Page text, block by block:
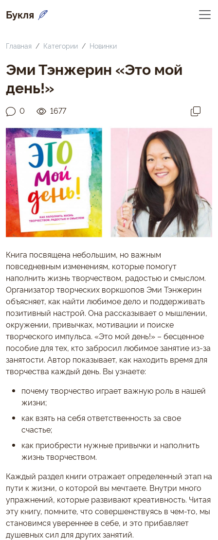
Букля
Главная Категории Новинки
Эми Тэнжерин «Это мой
день!»
0 1677
Книга посвящена небольшим, но важным
повседневным изменениям, которые помогут
наполнить жизнь творчеством, радостью и смыслом.
Организатор творческих воркшопов Эми Тэнжерин
объясняет, как найти любимое дело и поддерживать
позитивный настрой. Она рассказывает о мышлении,
окружении, привычках, мотивации и поиске
творческого импульса. «Это мой день!» – бесценное
пособие для тех, кто забросил любимое занятие из-за
занятости. Автор показывает, как находить время для
творчества каждый день. Вы узнаете:
почему творчество играет важную роль в нашей
жизни;
как взять на себя ответственность за свое
счастье;
как приобрести нужные привычки и наполнить
жизнь творчеством.
Каждый раздел книги отражает определенный этап на
пути к жизни, о которой вы мечтаете. Внутри много
упражнений, которые развивают креативность. Читая
эту книгу, помните, что совершенствуясь в чем-то, мы
становимся увереннее в себе, и это прибавляет
душевных сил для других занятий.